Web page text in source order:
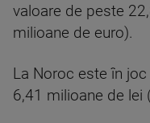
valoare de peste
milioane de euro).
La Noroc este în
6,41 milioane de lei